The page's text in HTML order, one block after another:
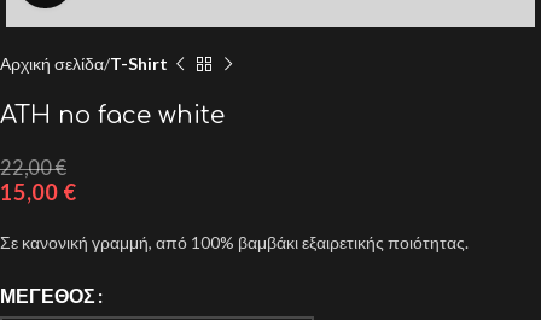
Αρχική σελίδα T-Shirt
ATH no face white
22,00€
15,00 €
Σε κανονική γραμμή, από 100% βαμβάκι εξαιρετικής ποιότητας.
ΜΈΓΕΘΟΣ